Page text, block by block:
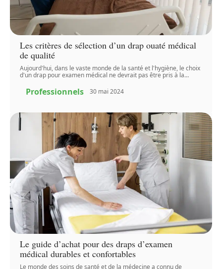
Les critères de sélection d’un drap ouaté médical
de qualité
Aujourd'hui, dans le vaste monde de la santé et l'hygiène, le choix
d'un drap pour examen médical ne devrait pas être pris à la…
Professionnels 30 mai 2024
Le guide d’achat pour des draps d’examen
médical durables et confortables
Le monde des soins de santé et de la médecine a connu de